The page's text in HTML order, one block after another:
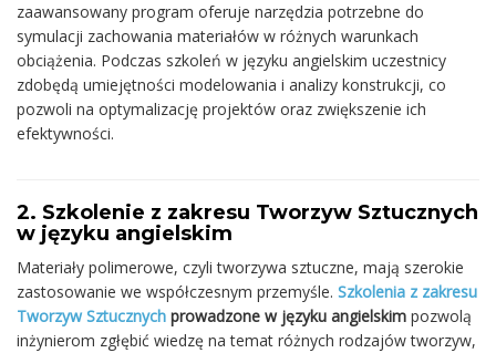
zaawansowany program oferuje narzędzia potrzebne do
symulacji zachowania materiałów w różnych warunkach
obciążenia. Podczas szkoleń w języku angielskim uczestnicy
zdobędą umiejętności modelowania i analizy konstrukcji, co
pozwoli na optymalizację projektów oraz zwiększenie ich
efektywności.
2. Szkolenie z zakresu Tworzyw Sztucznych
w języku angielskim
Materiały polimerowe, czyli tworzywa sztuczne, mają szerokie
zastosowanie we współczesnym przemyśle. Szkolenia z zakresu
Tworzyw Sztucznych prowadzone w języku angielskim pozwolą
inżynierom zgłębić wiedzę na temat różnych rodzajów tworzyw,